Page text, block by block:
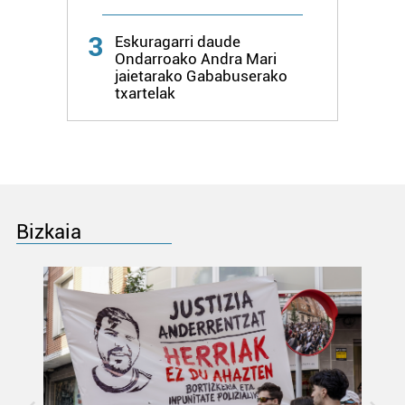
datuen atalean. Edozein unetan alda edo ken dezakezu
zure baimena Cookieen adierazpenean.
Webgune honek cookie propioak eta hirugarrenen cookie-
zerbitzuak hobetzeko asmoz, cookie teknologiaz
3
Eskuragarri daude
Ondarroako Andra Mari
jaietarako Gababuserako
txartelak
Bizkaia